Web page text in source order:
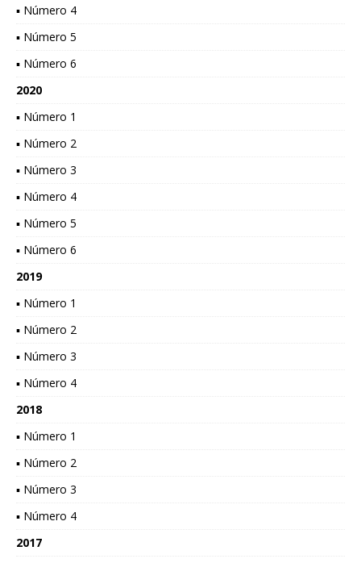
▪ Número 4
▪ Número 5
▪ Número 6
2020
▪ Número 1
▪ Número 2
▪ Número 3
▪ Número 4
▪ Número 5
▪ Número 6
2019
▪ Número 1
▪ Número 2
▪ Número 3
▪ Número 4
2018
▪ Número 1
▪ Número 2
▪ Número 3
▪ Número 4
2017